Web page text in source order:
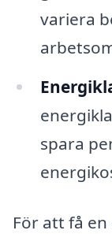
variera
spara
För att få